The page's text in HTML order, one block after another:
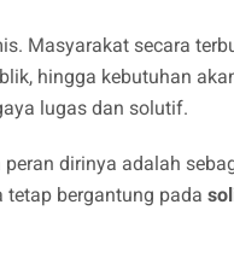
Masyarakat secara
hingga kebutuhan
lugas dan solutif.
dirinya adalah
tetap bergantung pada